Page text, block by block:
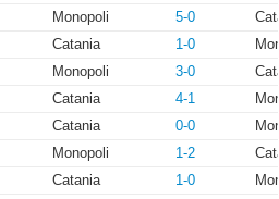
Monopoli 5-0
Catania 1-0
Monopoli 3-0
Catania 4-1
Catania 0-0
Monopoli 1-2
Catania 1-0